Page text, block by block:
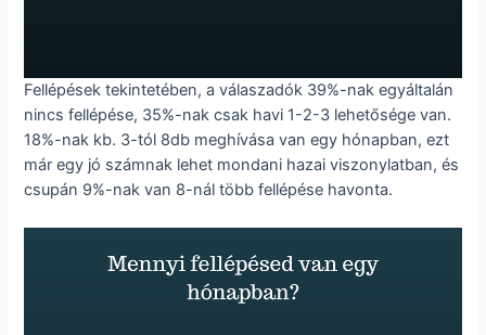
Fellépések tekintetében, a válaszadók 39%-nak egyáltalán
nincs fellépése, 35%-nak csak havi 1-2-3 lehetősége van.
18%-nak kb. 3-tól 8db meghívása van egy hónapban, ezt
már egy jó számnak lehet mondani hazai viszonylatban, és
csupán 9%-nak van 8-nál több fellépése havonta.